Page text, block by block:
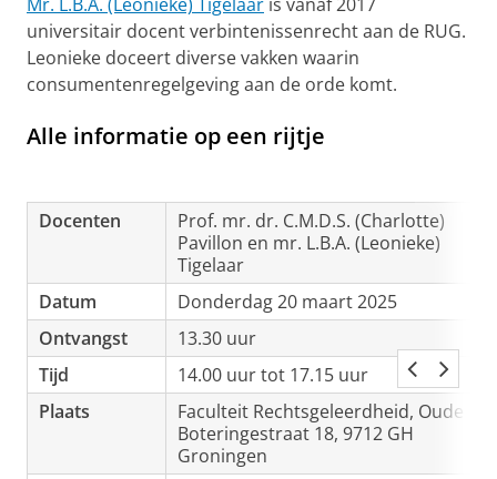
Mr. L.B.A. (Leonieke) Tigelaar is vanaf 2017
universitair docent verbintenissenrecht aan de RUG.
Leonieke doceert diverse vakken waarin
consumentenregelgeving aan de orde komt.
Alle informatie op een rijtje
Docenten
Prof. mr. dr. C.M.D.S. (Charlotte)
Pavillon en mr. L.B.A. (Leonieke)
Tigelaar
Datum
Donderdag 20 maart 2025
Ontvangst
13.30 uur
Tijd
14.00 uur tot 17.15 uur
Plaats
Faculteit Rechtsgeleerdheid, Oude
Boteringestraat 18, 9712 GH
Groningen